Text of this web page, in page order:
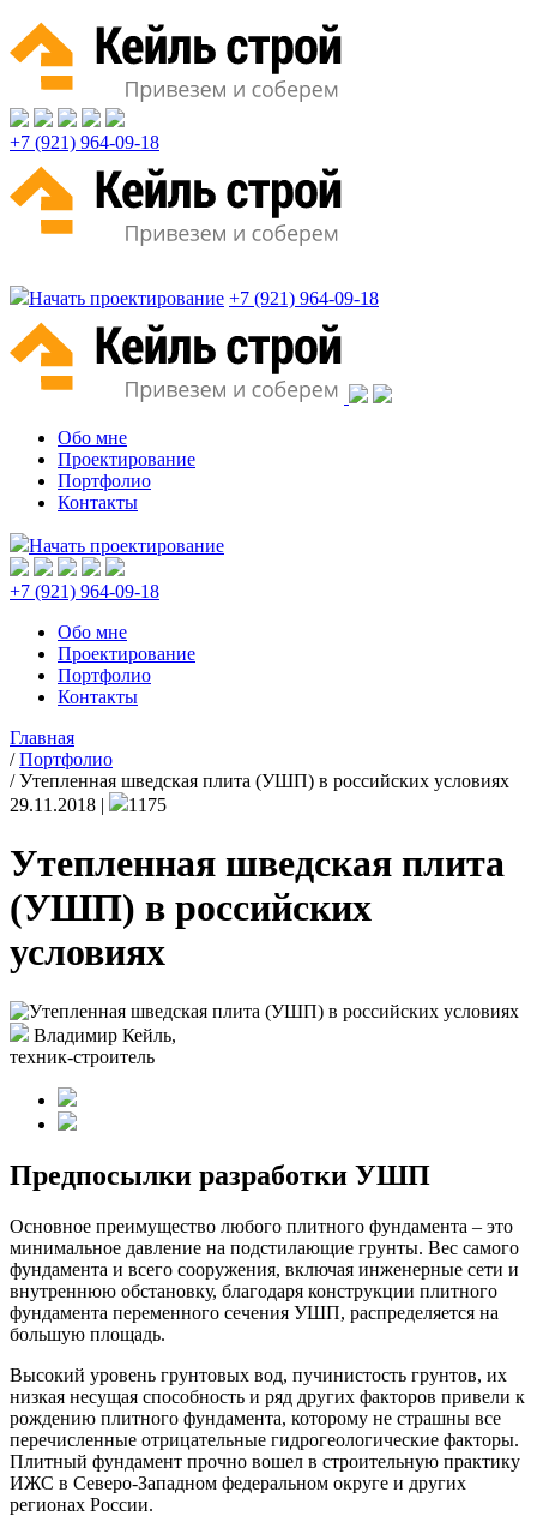
+7 (921) 964-09-18
Начать проектирование +7 (921) 964-09-18
Обо мне
Проектирование
Портфолио
Контакты
Начать проектирование
+7 (921) 964-09-18
Обо мне
Проектирование
Портфолио
Контакты
Главная
/ Портфолио
/ Утепленная шведская плита (УШП) в российских условиях
29.11.2018 |
1175
Утепленная шведская плита
(УШП) в российских
условиях
Владимир Кейль,
техник-строитель
Предпосылки разработки УШП
Основное преимущество любого плитного фундамента – это
минимальное давление на подстилающие грунты. Вес самого
фундамента и всего сооружения, включая инженерные сети и
внутреннюю обстановку, благодаря конструкции плитного
фундамента переменного сечения УШП, распределяется на
большую площадь.
Высокий уровень грунтовых вод, пучинистость грунтов, их
низкая несущая способность и ряд других факторов привели к
рождению плитного фундамента, которому не страшны все
перечисленные отрицательные гидрогеологические факторы.
Плитный фундамент прочно вошел в строительную практику
ИЖС в Северо-Западном федеральном округе и других
регионах России.